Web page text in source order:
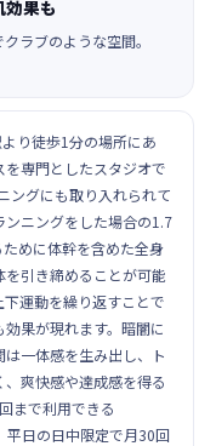
果も
ラブのような空間。
り徒歩1分の場所にあ
専門としたスタジオで
ングにも取り入れられて
ンニングをした場合の1.7
めに体幹を含めた全身
引き締めることが可能
運動を繰り返すことで
果が現れます。暗闇に
一体感を生み出し、ト
爽快感や達成感を得る
まで利用できる
平日の日中限定で月30回